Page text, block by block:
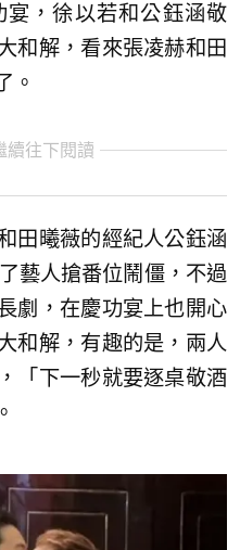
，徐以若和公鈺涵敬
和解，看來張凌赫和田
。
續往下閱讀
田曦薇的經紀人公鈺涵
藝人搶番位鬧僵，不過
劇，在慶功宴上也開心
和解，有趣的是，兩人
「下一秒就要逐桌敬酒